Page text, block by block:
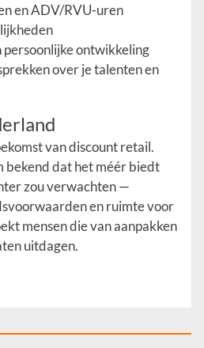
en ADV/RVU-uren
persoonlijke ontwikkeling
over je talenten en
van discount retail.
bekend dat het méér biedt
zou verwachten —
en ruimte voor
mensen die van aanpakken
uitdagen.